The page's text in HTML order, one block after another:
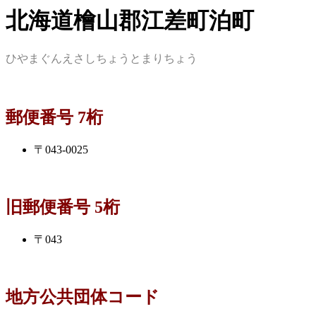
北海道檜山郡江差町泊町
ひやまぐんえさしちょうとまりちょう
郵便番号 7桁
〒043-0025
旧郵便番号 5桁
〒043
地方公共団体コード